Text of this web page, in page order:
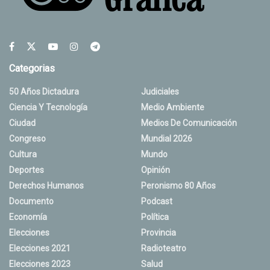
Categorias
50 Años Dictadura
Ciencia Y Tecnología
Ciudad
Congreso
Cultura
Deportes
Derechos Humanos
Documento
Economía
Elecciones
Elecciones 2021
Elecciones 2023
Judiciales
Medio Ambiente
Medios De Comunicación
Mundial 2026
Mundo
Opinión
Peronismo 80 Años
Podcast
Política
Provincia
Radioteatro
Salud